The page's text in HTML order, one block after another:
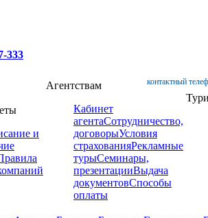
333
контактный
и
Агентствам
Кабинет
агентаСотрудничество,
договорыУсловия
страхованияРекламные
турыСеминары,
презентацииВыдача
документовСпособы
оплаты